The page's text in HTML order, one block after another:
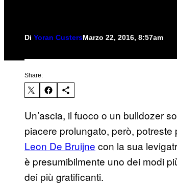
Di Yoran CustersMarzo 22, 2016, 8:57am
Share:
Un’ascia, il fuoco o un bulldozer
piacere prolungato, però, potreste
Leon De Bruijne con la sua
è presumibilmente uno dei modi
dei più gratificanti.